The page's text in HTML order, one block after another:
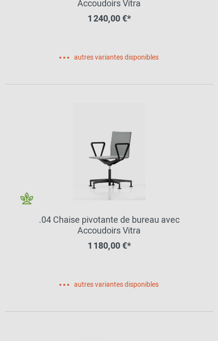
Accoudoirs Vitra
1 240,00 €*
autres variantes disponibles
.04 Chaise pivotante de bureau avec
Accoudoirs Vitra
1 180,00 €*
autres variantes disponibles